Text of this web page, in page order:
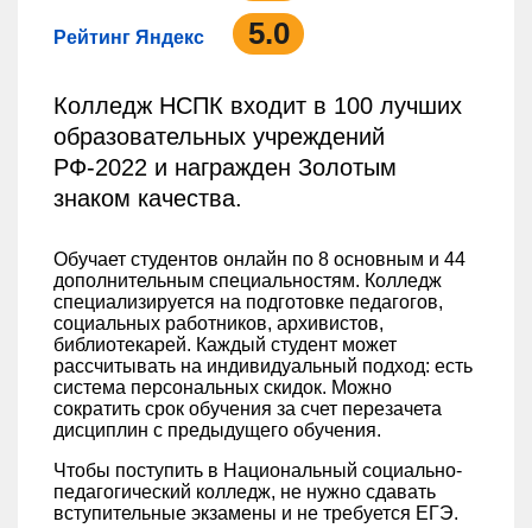
Рейтинг Яндекс 5.0
Колледж НСПК входит в 100 лучших
образовательных учреждений
РФ-2022 и награжден Золотым
знаком качества.
Обучает студентов онлайн по 8 основным и 44
дополнительным специальностям. Колледж
специализируется на подготовке педагогов,
социальных работников, архивистов,
библиотекарей. Каждый студент может
рассчитывать на индивидуальный подход: есть
система персональных скидок. Можно
сократить срок обучения за счет перезачета
дисциплин с предыдущего обучения.
Чтобы поступить в Национальный социально-
педагогический колледж, не нужно сдавать
вступительные экзамены и не требуется ЕГЭ.